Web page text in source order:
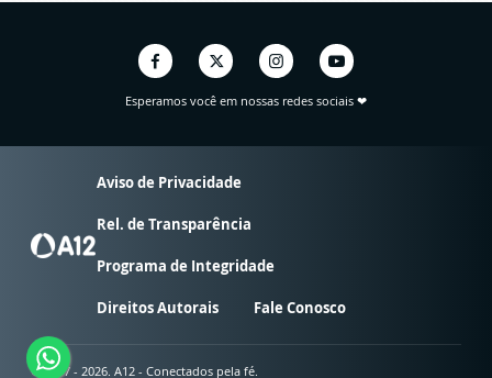
Esperamos você em nossas redes sociais ❤
Aviso de Privacidade
Rel. de Transparência
Programa de Integridade
Direitos Autorais Fale Conosco
© 2007 - 2026. A12 - Conectados pela fé.